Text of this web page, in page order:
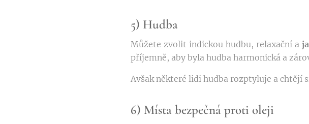
5) Hudba
Můžete zvolit indickou hudbu, relaxační a
příjemně, aby byla hudba harmonická a
Avšak některé lidi hudba rozptyluje a chtějí
6) Místa bezpečná proti oleji